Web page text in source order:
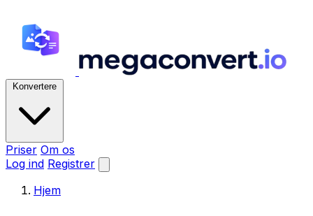
Konvertere
Priser Om os
Log ind Registrer
Hjem